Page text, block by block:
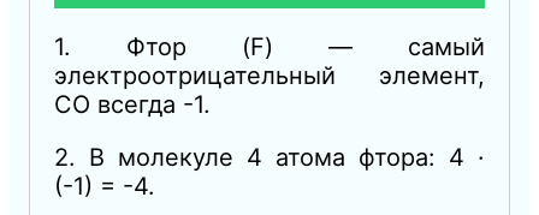
1. Фтор (F) — самый
электроотрицательный элемент,
СО всегда -1.
2. В молекуле 4 атома фтора: 4 ·
(-1) = -4.